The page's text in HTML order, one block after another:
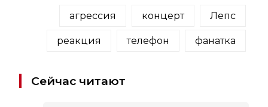
агрессия концерт Лепс
реакция телефон фанатка
Сейчас читают